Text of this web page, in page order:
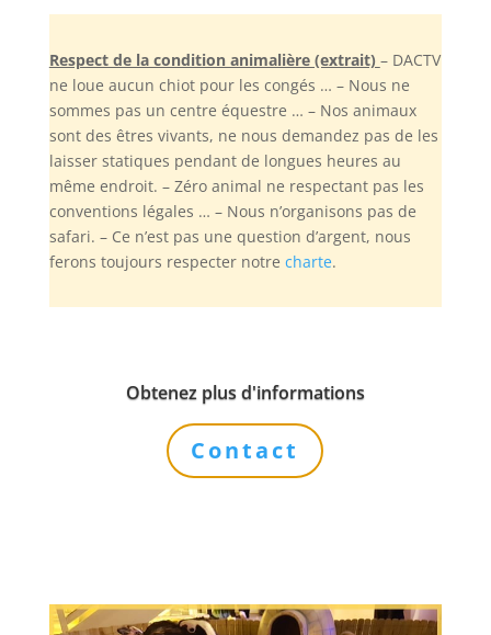
Respect de la condition animalière (extrait) – DACTV
ne loue aucun chiot pour les congés … – Nous ne
sommes pas un centre équestre … – Nos animaux
sont des êtres vivants, ne nous demandez pas de les
laisser statiques pendant de longues heures au
même endroit. – Zéro animal ne respectant pas les
conventions légales … – Nous n’organisons pas de
safari. – Ce n’est pas une question d’argent, nous
ferons toujours respecter notre charte.
Obtenez plus d'informations
Contact